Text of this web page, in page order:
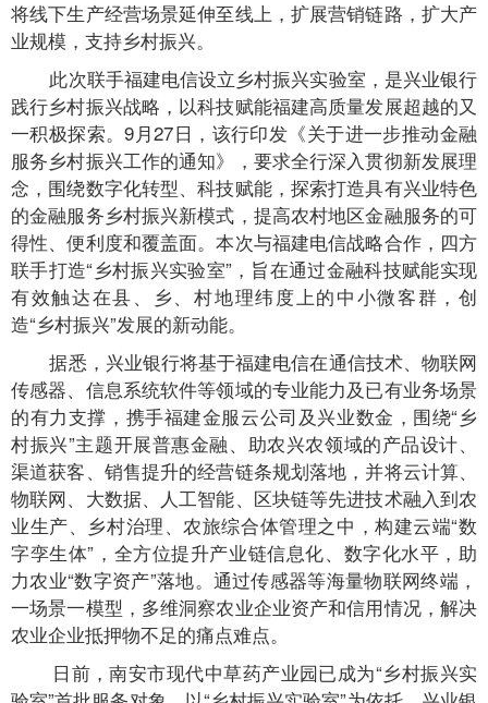
将线下生产经营场景延伸至线上，扩展营销链路，扩大产
业规模，支持乡村振兴。
此次联手福建电信设立乡村振兴实验室，是兴业银行
践行乡村振兴战略，以科技赋能福建高质量发展超越的又
一积极探索。9月27日，该行印发《关于进一步推动金融
服务乡村振兴工作的通知》，要求全行深入贯彻新发展理
念，围绕数字化转型、科技赋能，探索打造具有兴业特色
的金融服务乡村振兴新模式，提高农村地区金融服务的可
得性、便利度和覆盖面。本次与福建电信战略合作，四方
联手打造“乡村振兴实验室”，旨在通过金融科技赋能实现
有效触达在县、乡、村地理纬度上的中小微客群，创
造“乡村振兴”发展的新动能。
据悉，兴业银行将基于福建电信在通信技术、物联网
传感器、信息系统软件等领域的专业能力及已有业务场景
的有力支撑，携手福建金服云公司及兴业数金，围绕“乡
村振兴”主题开展普惠金融、助农兴农领域的产品设计、
渠道获客、销售提升的经营链条规划落地，并将云计算、
物联网、大数据、人工智能、区块链等先进技术融入到农
业生产、乡村治理、农旅综合体管理之中，构建云端“数
字孪生体”，全方位提升产业链信息化、数字化水平，助
力农业“数字资产”落地。通过传感器等海量物联网终端，
一场景一模型，多维洞察农业企业资产和信用情况，解决
农业企业抵押物不足的痛点难点。
日前，南安市现代中草药产业园已成为“乡村振兴实